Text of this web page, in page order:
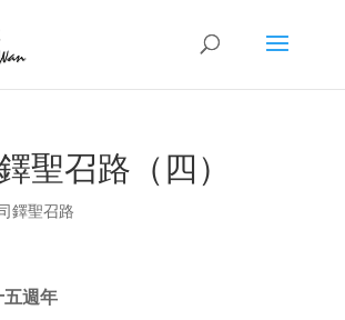
聖召路（四）
鐸聖召路
週年